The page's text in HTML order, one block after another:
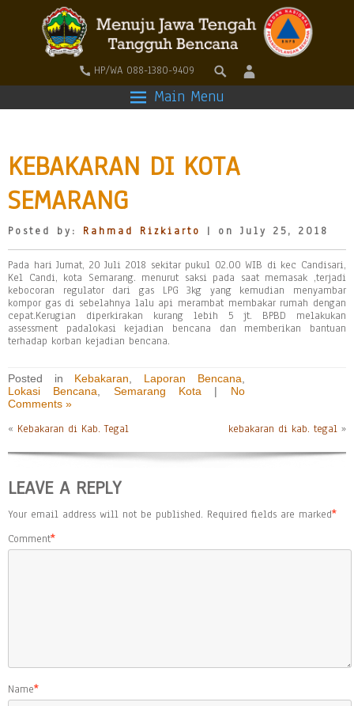
HP/WA 088-1380-9409
Main Menu
KEBAKARAN DI KOTA
SEMARANG
Posted by: Rahmad Rizkiarto | on July 25, 2018
Pada hari Jumat, 20 Juli 2018 sekitar pukul 02.00 WIB di kec Candisari,
Kel Candi, kota Semarang. menurut saksi pada saat memasak ,terjadi
kebocoran regulator dari gas LPG 3kg yang kemudian menyambar
kompor gas di sebelahnya lalu api merambat membakar rumah dengan
cepat.Kerugian diperkirakan kurang lebih 5 jt. BPBD melakukan
assessment padalokasi kejadian bencana dan memberikan bantuan
terhadap korban kejadian bencana.
Posted in Kebakaran Laporan Bencana
Lokasi Bencana
Semarang Kota | No
Comments »
« Kebakaran di Kab. Tegal kebakaran di kab. tegal »
LEAVE A REPLY
Your email address will not be published. Required fields are marked*
Comment*
Name*